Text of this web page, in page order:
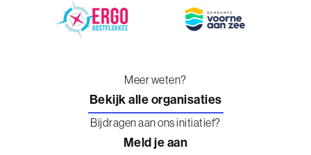
Meer weten?
Bekijk alle organisaties
Bijdragen aan ons initiatief?
Meld je aan